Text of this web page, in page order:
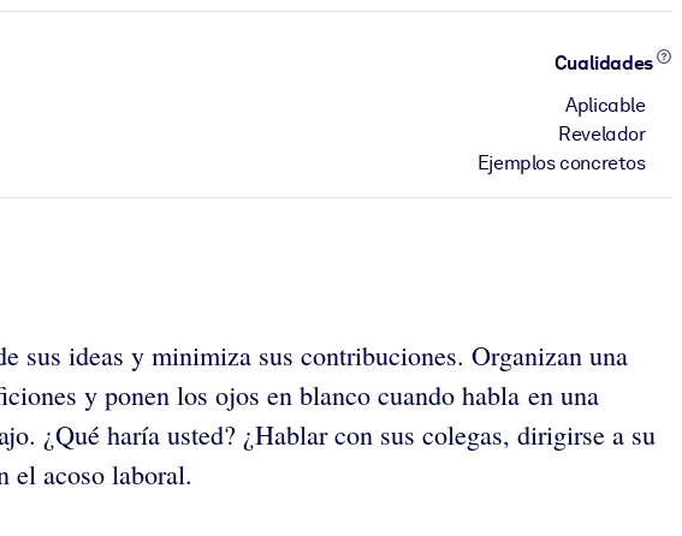
Cualidades
Aplicable
Revelador
Ejemplos concretos
sus ideas y minimiza sus contribuciones. Organizan una
y ponen los ojos en blanco cuando habla en una
¿Qué haría usted? ¿Hablar con sus colegas, dirigirse a su
el acoso laboral.